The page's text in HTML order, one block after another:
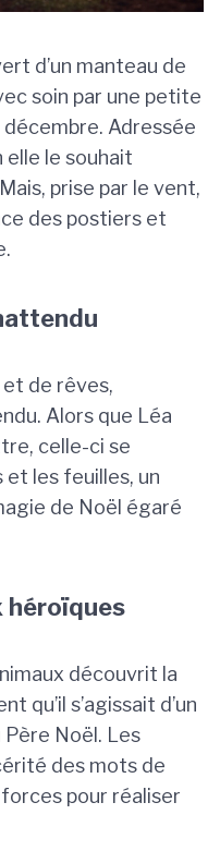
d’un manteau de
soin par une petite
décembre. Adressée
elle le souhait
prise par le vent,
des postiers et
de rêves,
Alors que Léa
celle-ci se
les feuilles, un
de Noël égaré
héroïques
découvrit la
qu’il s’agissait d’un
Père Noël. Les
des mots de
pour réaliser